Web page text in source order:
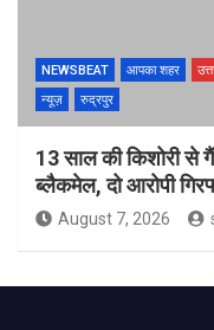
NEWSBEAT आपका शहर
न्यूज़
रुद्रपुर
13 साल की किशोरी से
ब्लैकमेल, दो आरोपी
August 7, 2026